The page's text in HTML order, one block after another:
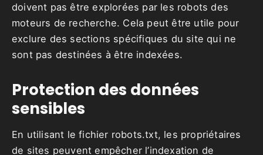
doivent pas être explorées par les robots des
moteurs de recherche. Cela peut être utile pour
exclure des sections spécifiques du site qui ne
sont pas destinées à être indexées.
Protection des données
sensibles
En utilisant le fichier robots.txt, les propriétaires
de sites peuvent empêcher l’indexation de